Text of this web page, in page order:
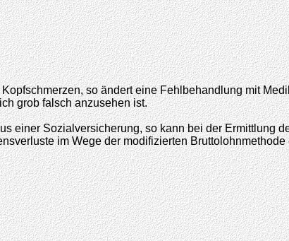
so ändert eine Fehlbehandlung mit
grob falsch anzusehen ist.
einer Sozialversicherung, so kann bei der Ermittlung
im Wege der modifizierten Bruttolohnmethode